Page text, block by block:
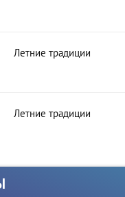
Летние традиции
Летние традиции